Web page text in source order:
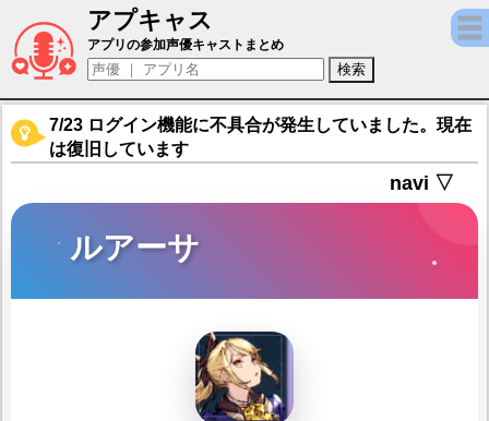
アプキャス
ルアーサ（声優：高垣彩陽)【FFBE幻影戦争
アプリの参加声優キャストまとめ
7/23 ログイン機能に不具合が発生していました。現在
は復旧しています
navi ▽
ルアーサ